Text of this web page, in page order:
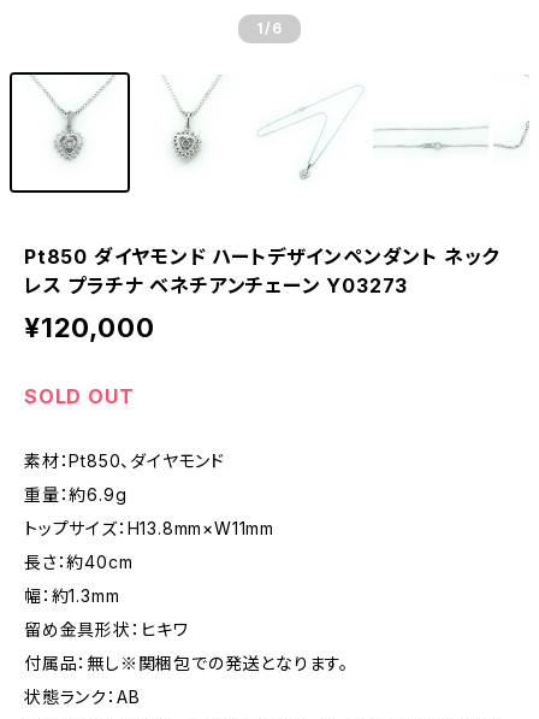
1 /6
Pt850 ダイヤモンド ハートデザインペンダント ネック
レス プラチナ ベネチアンチェーン Y03273
¥120,000
SOLD OUT
素材：Pt850、ダイヤモンド
重量：約6.9g
トップサイズ：H13.8mm×W11mm
長さ：約40cm
幅：約1.3mm
留め金具形状：ヒキワ
付属品：無し※関梱包での発送となります。
状態ランク：AB